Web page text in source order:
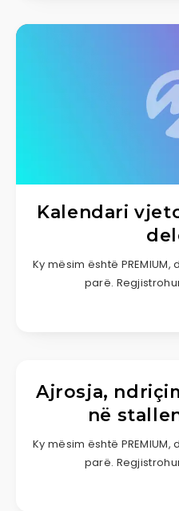
Kalendari
Ky mësim është
parë.
Ajrosja,
në
Ky mësim është
parë.